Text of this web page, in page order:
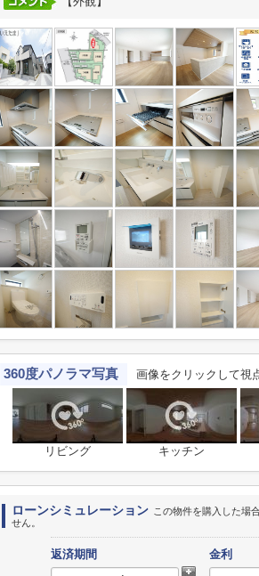
360度パノラマ写真 画像をクリックして視
リビング キッチン
ローンシミュレーション この物件を購入した場
せん。
返済期間 金利